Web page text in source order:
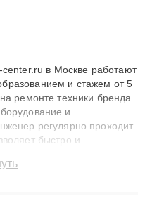
в Москве работают
и стажем от 5
ремонте техники бренда
и
регулярно проходит
быстро и
мастера решают